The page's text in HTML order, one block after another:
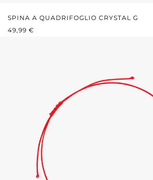
SPINA A QUADRIFOGLIO CRYSTAL G
PREZZO NORMALE:
49,99 €